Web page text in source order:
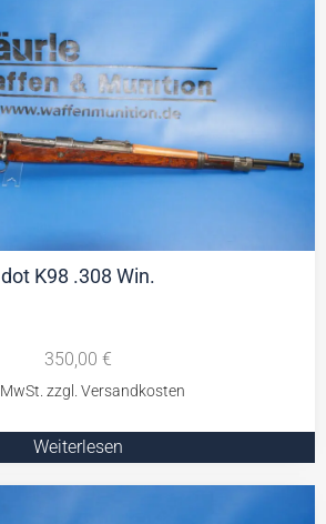
dot K98 .308 Win.
350,00 €
Weiterlesen